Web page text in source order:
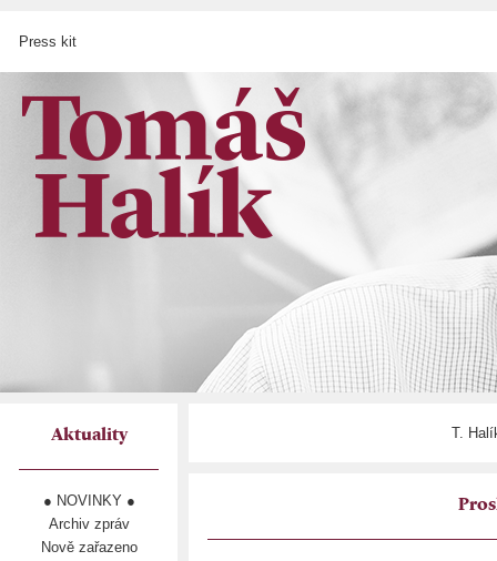
Press kit
Aktuality
● NOVINKY ●
Archiv zpráv
Nově zařazeno
T.